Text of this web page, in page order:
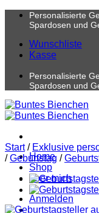
Zum
Personalisierte
Spardosen und
Wunschliste
Kasse
Personalisierte
Spardosen und
Home
Shop
über mich
Anmelden
Start / Exklusive
/ Geburtstag /